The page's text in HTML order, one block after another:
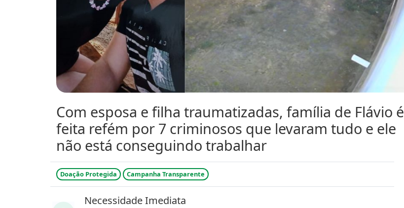
Com esposa e filha traumatizadas, família de Flávio é
feita refém por 7 criminosos que levaram tudo e ele
não está conseguindo trabalhar
Doação Protegida Campanha Transparente
Necessidade Imediata